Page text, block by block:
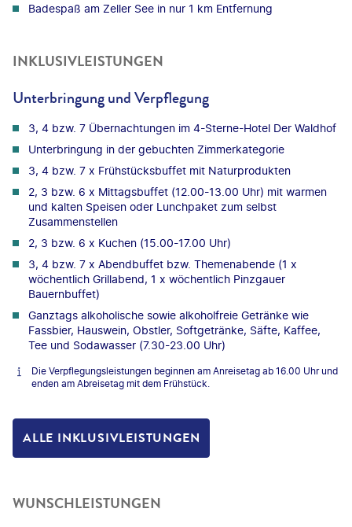
Badespaß am Zeller See in nur 1 km Entfernung
INKLUSIVLEISTUNGEN
Unterbringung und Verpflegung
3, 4 bzw. 7 Übernachtungen im 4-Sterne-Hotel Der Waldhof
Unterbringung in der gebuchten Zimmerkategorie
3, 4 bzw. 7 x Frühstücksbuffet mit Naturprodukten
2, 3 bzw. 6 x Mittagsbuffet (12.00-13.00 Uhr) mit warmen
und kalten Speisen oder Lunchpaket zum selbst
Zusammenstellen
2, 3 bzw. 6 x Kuchen (15.00-17.00 Uhr)
3, 4 bzw. 7 x Abendbuffet bzw. Themenabende (1 x
wöchentlich Grillabend, 1 x wöchentlich Pinzgauer
Bauernbuffet)
Ganztags alkoholische sowie alkoholfreie Getränke wie
Fassbier, Hauswein, Obstler, Softgetränke, Säfte, Kaffee,
Tee und Sodawasser (7.30-23.00 Uhr)
Die Verpflegungsleistungen beginnen am Anreisetag ab 16.00 Uhr und
enden am Abreisetag mit dem Frühstück.
ALLE INKLUSIVLEISTUNGEN
WUNSCHLEISTUNGEN